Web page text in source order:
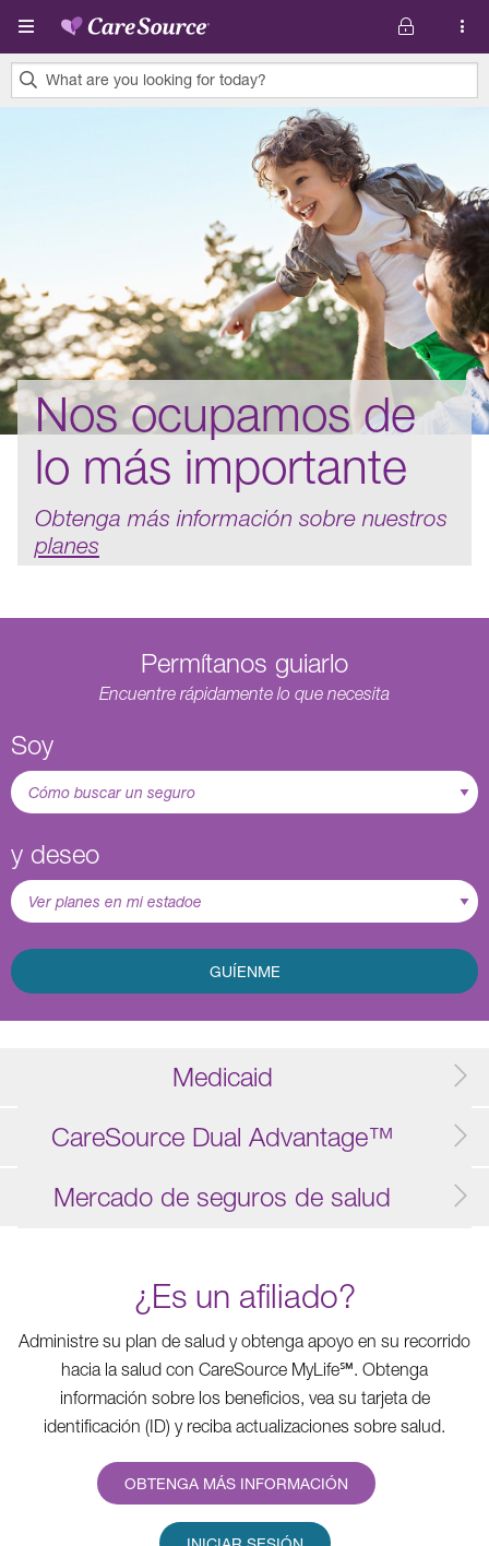
Pasar al contenido principal
What are you looking for today?
0
Nos ocupamos de
lo más importante
Obtenga más información sobre nuestros
planes
Permítanos guiarlo
Encuentre rápidamente lo que necesita
Soy
y deseo
GUÍENME
Medicaid
CareSource Dual Advantage™
Mercado de seguros de salud
¿Es un afiliado?
Administre su plan de salud y obtenga apoyo en su recorrido
hacia la salud con CareSource MyLife℠. Obtenga
información sobre los beneficios, vea su tarjeta de
identificación (ID) y reciba actualizaciones sobre salud.
OBTENGA MÁS INFORMACIÓN